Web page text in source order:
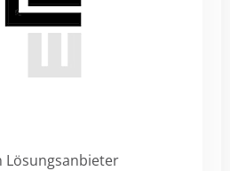
Lösungsanbieter